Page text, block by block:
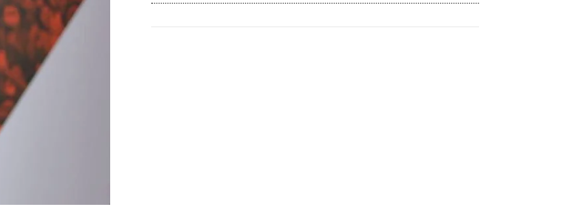
ยิง รร.เทพศิรินทร์นนทบุรี